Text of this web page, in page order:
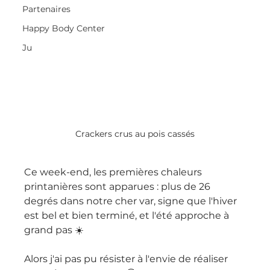
Partenaires
Happy Body Center
Ju
Crackers crus au pois cassés
Ce week-end, les premières chaleurs
printanières sont apparues : plus de 26
degrés dans notre cher var, signe que l'hiver
est bel et bien terminé, et l'été approche à
grand pas ☀️
Alors j'ai pas pu résister à l'envie de réaliser